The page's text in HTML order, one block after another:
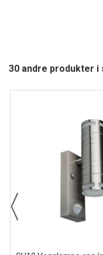
30 andre produkter i